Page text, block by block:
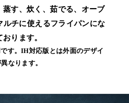
す、炊く、茹でる、オーブ
ルチに使えるフライパンにな
おります。
す。IH対応版とは外面のデザイ
なります。